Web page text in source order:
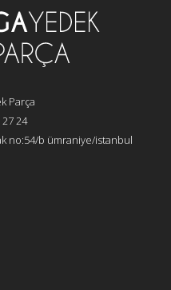
Parça
27 24
no:54/b ümraniye/istanbul